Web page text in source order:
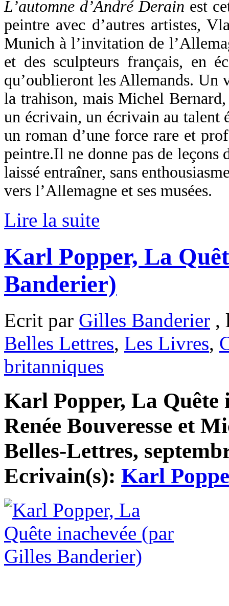
L’automne d’André Derain est
peintre avec d’autres artistes,
Munich à l’invitation de
et des sculpteurs français, en
qu’oublieront les Allemands. Un
la trahison, mais Michel Bernard,
un écrivain, un écrivain au talent
un roman d’une force rare et
peintre.Il ne donne pas de leçons
laissé entraîner, sans
vers l’Allemagne et ses musées.
Lire la suite
Karl Popper, La
Banderier)
Ecrit par Gilles Banderier ,
Belles Lettres, Les Livres,
britanniques
Karl Popper, La Quête
Renée Bouveresse et
Belles-Lettres,
Ecrivain(s): Karl